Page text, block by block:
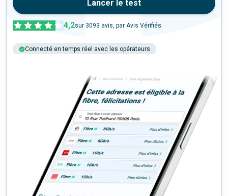
Lancer le test
4,2sur 3093 avis, par Avis Vérifiés
Connecté en temps réel avec les opérateurs